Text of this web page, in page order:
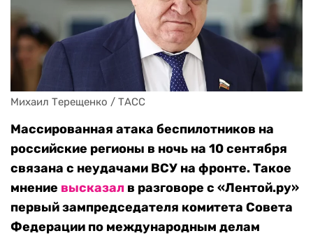
Михаил Терещенко / ТАСС
Массированная атака беспилотников на
российские регионы в ночь на 10 сентября
связана с неудачами ВСУ на фронте. Такое
мнение высказал в разговоре с «Лентой.ру»
первый зампредседателя комитета Совета
Федерации по международным делам